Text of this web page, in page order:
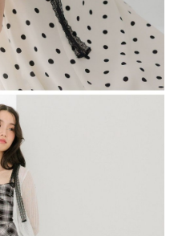
者引起之損失，本公司不負相關責
據個別帳號之用戶狀況，依本公司即
度不足之情形，本公司將視審查結果
資訊註冊。若發現惡意使用之情形，
戶之使用額度並採取法律行動。